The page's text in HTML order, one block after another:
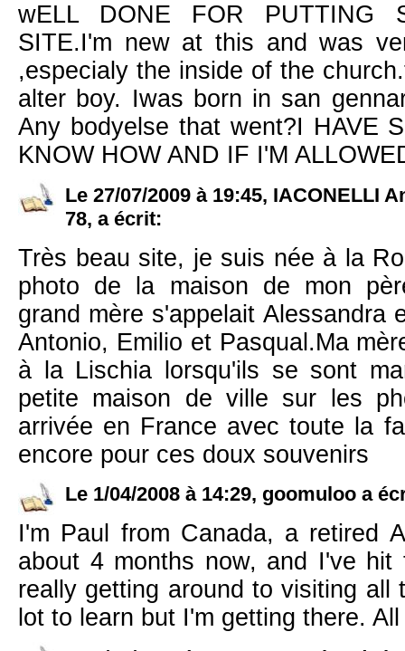
wELL DONE FOR PUTTING
SITE.I'm new at this and was
,especialy the inside of the
alter boy. Iwas born in san
Any bodyelse that went?I HAVE
KNOW HOW AND IF I'M
Le 27/07/2009 à 19:45, IACONELLI
78, a écrit:
Très beau site, je suis née à la
photo de la maison de mon
grand mère s'appelait Alessandra
Antonio, Emilio et Pasqual.Ma
à la Lischia lorsqu'ils se sont
petite maison de ville sur les
arrivée en France avec toute la
encore pour ces doux souvenirs
Le 1/04/2008 à 14:29, goomuloo a
I'm Paul from Canada, a retired
about 4 months now, and I've hit
really getting around to visiting
lot to learn but I'm getting there.